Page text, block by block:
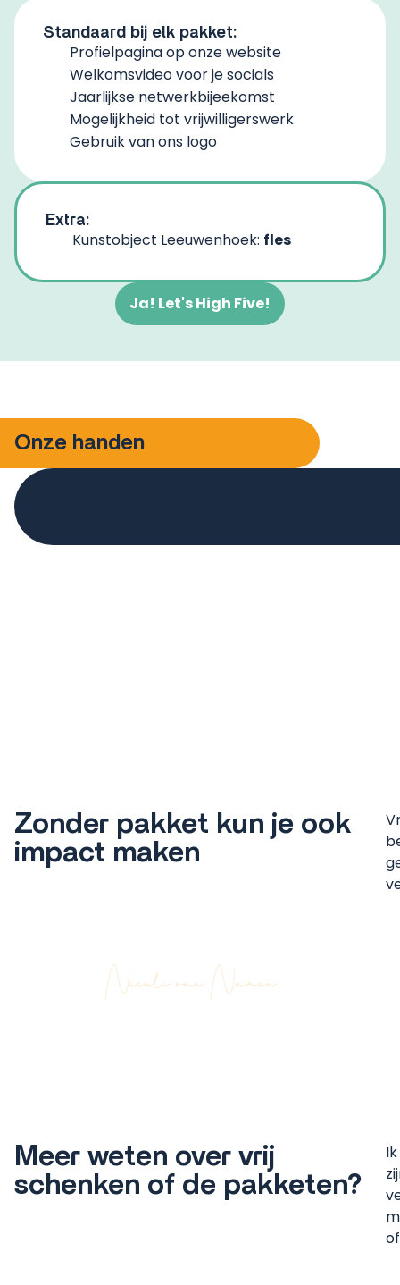
Standaard bij elk pakket:
Profielpagina op onze website
Welkomsvideo voor je socials​
Jaarlijkse netwerkbijeekomst ​
Mogelijkheid tot vrijwilligerswerk ​
Gebruik van ons logo
Extra:
Kunstobject Leeuwenhoek: fles
Ja! Let's High Five!
Onze handen
Zonder pakket kun je ook
impact maken
Meer weten over vrij
schenken of de pakketen?